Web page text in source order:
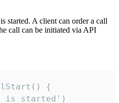
started. A client can order a call
call can be initiated via API
{
is started')